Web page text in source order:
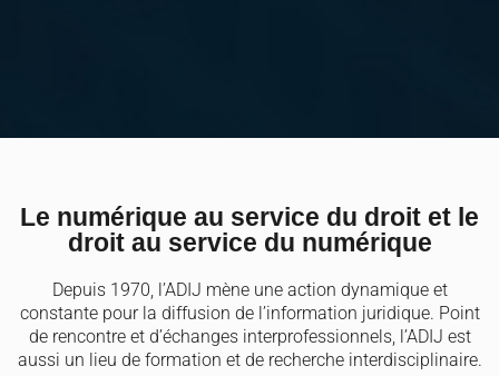
Le numérique au service du droit et le
droit au service du numérique
Depuis 1970, l’ADIJ mène une action dynamique et
constante pour la diffusion de l’information juridique. Point
de rencontre et d’échanges interprofessionnels, l’ADIJ est
aussi un lieu de formation et de recherche interdisciplinaire.